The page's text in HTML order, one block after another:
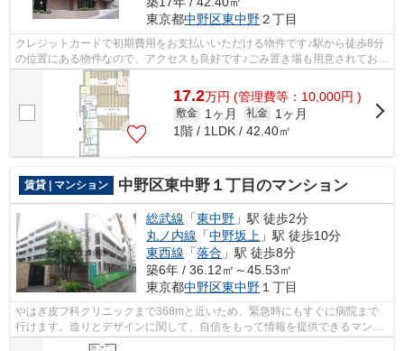
東京都中野区東中野２丁目
クレジットカードで初期費用をお支払いいただける物件です♪駅から徒歩8分
の位置にある物件なので、アクセスも良好です♪ごみ置き場も用意されてお
り、通勤前などにごみ捨て可能です♪当...
17.2万円 (管理費等：10,000円 )
敷金 1ヶ月 礼金
1ヶ月
1階 / 1LDK / 42.40㎡
賃貸 | マンション 中野区東中野１丁目のマンション
総武線 「東中野 」駅 徒歩2分
丸ノ内線 「中野坂上 」駅 徒歩10分
東西線 「落合 」駅 徒歩8分
築6年 / 36.12㎡～45.53㎡
東京都中野区東中野 １丁目
やはぎ皮フ科クリニックまで368mと近いため、緊急時にもすぐに病院まで
行けます。造りとデザインに関して、自信をもって情報を提供できるマンシ
ョンです。風通しの良いマンションは利...